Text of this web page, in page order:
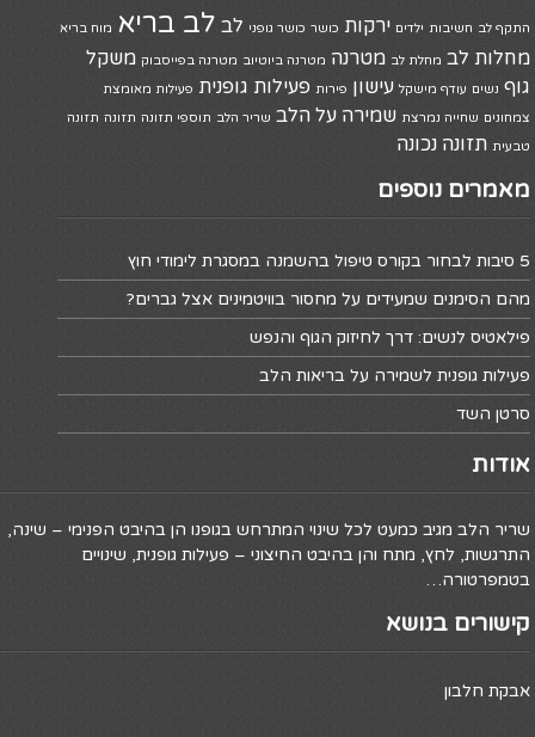
התקף לב חשיבות ילדים ירקות כושר כושר גופני לב לב בריא מוח בריא
מחלות לב מחלת לב מטרנה מטרנה ביוטיוב מטרנה בפייסבוק משקל
גוף נשים עודף מישקל עישון פירות פעילות גופנית פעילות מאומצת
צמחונים שחייה נמרצת שמירה על הלב שריר הלב תוספי תזונה תזונה תזונה
טבעית תזונה נכונה
מאמרים נוספים
5 סיבות לבחור בקורס טיפול בהשמנה במסגרת לימודי חוץ
מהם הסימנים שמעידים על מחסור בוויטמינים אצל גברים?
פילאטיס לנשים: דרך לחיזוק הגוף והנפש
פעילות גופנית לשמירה על בריאות הלב
סרטן השד
אודות
שריר הלב מגיב כמעט לכל שינוי המתרחש בגופנו הן בהיבט הפנימי – שינה,
התרגשות, לחץ, מתח והן בהיבט החיצוני – פעילות גופנית, שינויים
בטמפרטורה…
קישורים בנושא
אבקת חלבון